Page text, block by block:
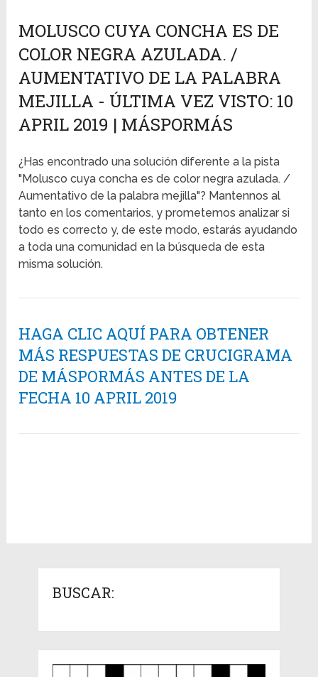
MOLUSCO CUYA CONCHA ES DE
COLOR NEGRA AZULADA. /
AUMENTATIVO DE LA PALABRA
MEJILLA - ÚLTIMA VEZ VISTO: 10
APRIL 2019 | MÁSPORMÁS
¿Has encontrado una solución diferente a la pista
"Molusco cuya concha es de color negra azulada. /
Aumentativo de la palabra mejilla"? Mantennos al
tanto en los comentarios, y prometemos analizar si
todo es correcto y, de este modo, estarás ayudando
a toda una comunidad en la búsqueda de esta
misma solución.
HAGA CLIC AQUÍ PARA OBTENER
MÁS RESPUESTAS DE CRUCIGRAMA
DE MÁSPORMÁS ANTES DE LA
FECHA 10 APRIL 2019
BUSCAR: